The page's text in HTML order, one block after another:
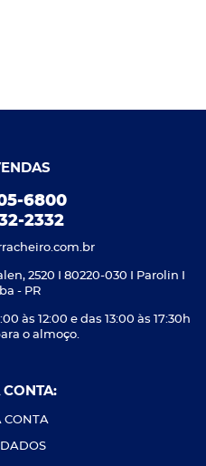
6800
2332
2520 I 80220-030 I Parolin I
- PR
às 12:00 e das 13:00 às 17:30h
o almoço.
CONTA:
CONTA